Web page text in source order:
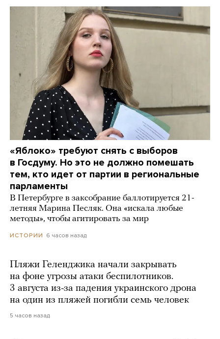
«Яблоко» требуют снять с выборов
в Госдуму. Но это не должно помешать
тем, кто идет от партии в региональные
парламенты
В Петербурге в заксобрание баллотируется 21-
летняя Марина Песляк. Она «искала любые
методы», чтобы агитировать за мир
ИСТОРИИ 6 часов назад
Пляжи Геленджика начали закрывать
на фоне угрозы атаки беспилотников.
3 августа из-за падения украинского дрона
на один из пляжей погибли семь человек
5 часов назад